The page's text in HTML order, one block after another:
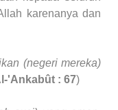
karenanya dan
(negeri mereka)
'Ankabût : 67)